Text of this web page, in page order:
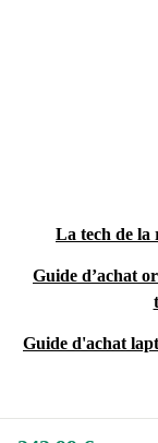
La tech de la
Guide d’achat
Guide d'achat